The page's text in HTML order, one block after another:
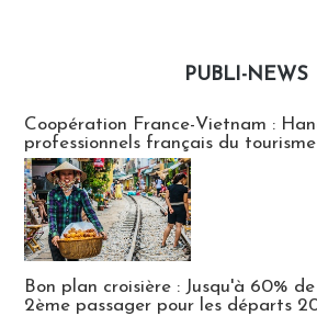
PUBLI-NEWS
Coopération France-Vietnam :
professionnels français du tourisme
Bon plan croisière : Jusqu'à 60%
2ème passager pour les départs